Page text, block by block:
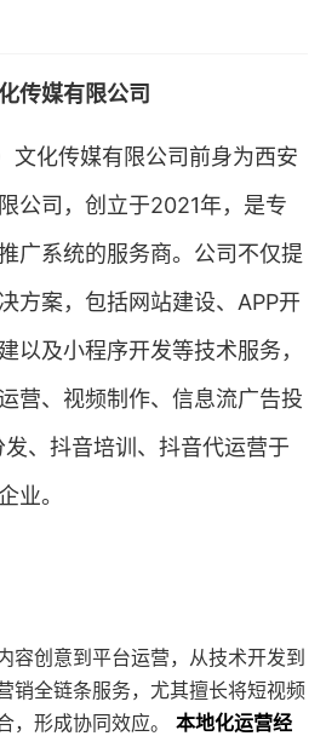
传媒有限公司
文化传媒有限公司前身为西安
公司，创立于2021年，是专
广系统的服务商。公司不仅提
方案，包括网站建设、APP开
以及小程序开发等技术服务，
营、视频制作、信息流广告投
、抖音培训、抖音代运营于
业。
容创意到平台运营，从技术开发到
销全链条服务，尤其擅长将短视频
，形成协同效应。 本地化运营经